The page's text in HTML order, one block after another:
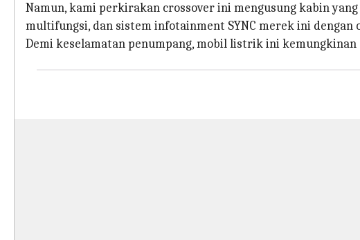
Namun, kami perkirakan crossover ini mengusung kabin
multifungsi, dan sistem infotainment SYNC merek ini
Demi keselamatan penumpang, mobil listrik ini kemungkinan